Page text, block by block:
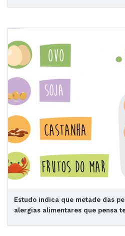
Estudo indica que metade das
alergias alimentares que pensa